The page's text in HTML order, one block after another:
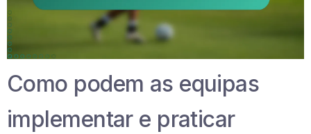
Como podem as equipas
implementar e praticar